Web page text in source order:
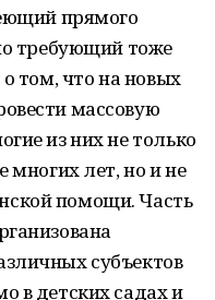
прямого
требующий тоже
том, что на новых
массовую
из них не только
многих лет, но и не
помощи. Часть
субъектов
в детских садах и